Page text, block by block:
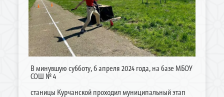
В минувшую субботу, 6 апреля 2024 года, на базе МБОУ
СОШ № 4
станицы Курчанской проходил муниципальный этап